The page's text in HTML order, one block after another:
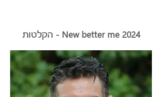
הקלטות - New better me 2024